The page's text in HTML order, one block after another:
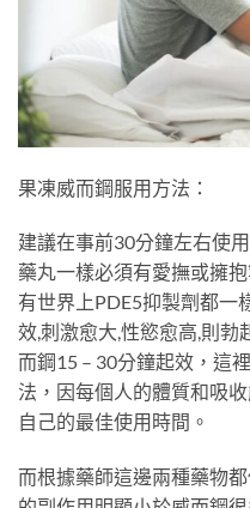
果凍威而鋼服用方法：
建議在事前30分鐘左右使
藥丸一樣必須有愛撫或擁
有世界上PDE5抑製劑都一
效,刺激愈大,性慾愈高,則
而鋼15 – 30分鐘起效，這
法，因每個人的體質和吸
自己的最佳使用時間。
而根據藥師這邊兩種藥物